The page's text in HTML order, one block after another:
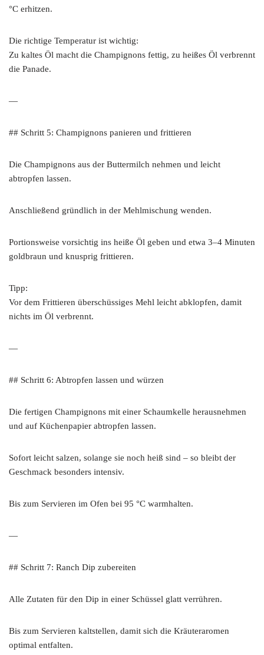
°C erhitzen.
Die richtige Temperatur ist wichtig:
Zu kaltes Öl macht die Champignons fettig, zu heißes Öl verbrennt
die Panade.
—
## Schritt 5: Champignons panieren und frittieren
Die Champignons aus der Buttermilch nehmen und leicht
abtropfen lassen.
Anschließend gründlich in der Mehlmischung wenden.
Portionsweise vorsichtig ins heiße Öl geben und etwa 3–4 Minuten
goldbraun und knusprig frittieren.
Tipp:
Vor dem Frittieren überschüssiges Mehl leicht abklopfen, damit
nichts im Öl verbrennt.
—
## Schritt 6: Abtropfen lassen und würzen
Die fertigen Champignons mit einer Schaumkelle herausnehmen
und auf Küchenpapier abtropfen lassen.
Sofort leicht salzen, solange sie noch heiß sind – so bleibt der
Geschmack besonders intensiv.
Bis zum Servieren im Ofen bei 95 °C warmhalten.
—
## Schritt 7: Ranch Dip zubereiten
Alle Zutaten für den Dip in einer Schüssel glatt verrühren.
Bis zum Servieren kaltstellen, damit sich die Kräuteraromen
optimal entfalten.